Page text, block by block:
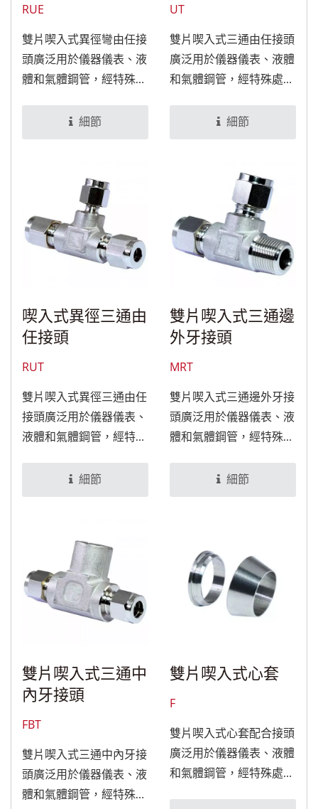
RUE
雙片喫入式異徑彎由任接
頭廣泛用於儀器儀表、液
體和氣體鋼管，經特殊處
細節
UT
雙片喫入式三通由任接頭
廣泛用於儀器儀表、液體
和氣體鋼管，經特殊處理
細節
喫入式異徑三通由
任接頭
RUT
雙片喫入式異徑三通由任
接頭廣泛用於儀器儀表、
液體和氣體鋼管，經特殊
醫療設備。 細節
雙片喫入式三通邊
外牙接頭
MRT
雙片喫入式三通邊外牙接
頭廣泛用於儀器儀表、液
體和氣體鋼管，經特殊處
細節
雙片喫入式三通中
內牙接頭
FBT
雙片喫入式三通中內牙接
頭廣泛用於儀器儀表、液
體和氣體鋼管，經特殊處
雙片喫入式心套
F
雙片喫入式心套配合接頭
廣泛用於儀器儀表、液體
和氣體鋼管，經特殊處理